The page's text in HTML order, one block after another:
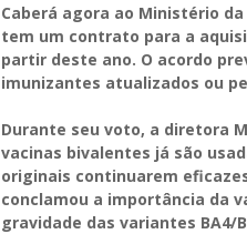
Caberá agora ao Ministério
tem um contrato para a
partir deste ano. O acordo
imunizantes atualizados ou
Durante seu voto, a diretora
vacinas bivalentes já são
originais continuarem
conclamou a importância da
gravidade das variantes BA4/